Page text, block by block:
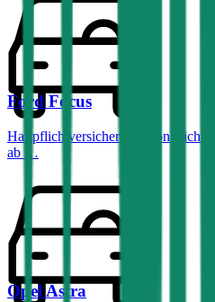
Ford Focus
Haftpflichtversicherung monatlich ab
ab …
OpelAstra